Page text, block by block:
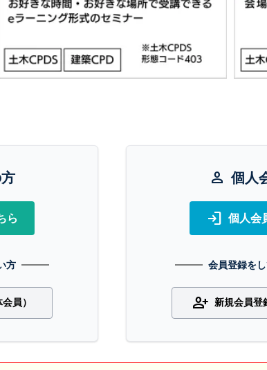
ら
方
員）
person 個人
login 個人会
会員登録を
person_add 新規会員登